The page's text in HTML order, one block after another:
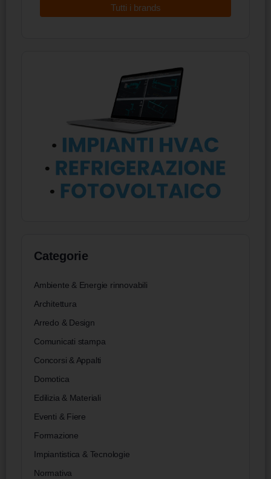
Tutti i brands
Categorie
Ambiente & Energie rinnovabili
Architettura
Arredo & Design
Comunicati stampa
Concorsi & Appalti
Domotica
Edilizia & Materiali
Eventi & Fiere
Formazione
Impiantistica & Tecnologie
Normativa